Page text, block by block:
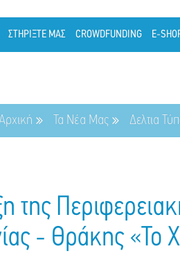
ΣΤΗΡΙΞΤΕ ΜΑΣ CROWDFUNDING E-
Τα Νέα Μας Δελτια
της
- Θράκης «Το